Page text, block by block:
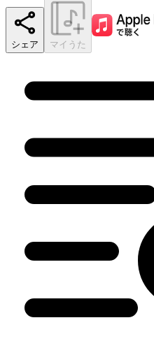
シェア マイうた